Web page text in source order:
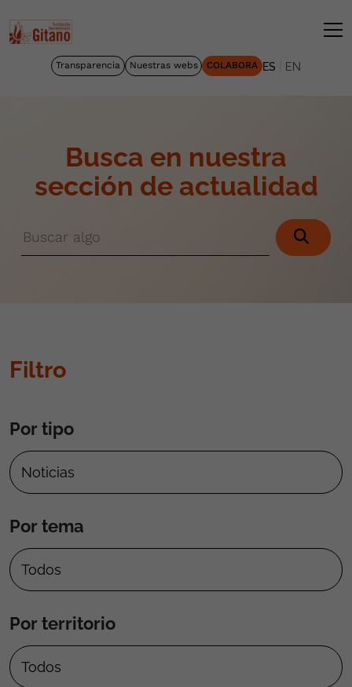
Transparencia Nuestras webs COLABORA ES EN
Busca en nuestra
sección de actualidad
Filtro
Por tipo
Por tema
Por territorio